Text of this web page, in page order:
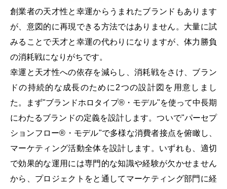
創業者の天才性と幸運からうまれたブランドもあります
が、意図的に再現できる方法ではありません。大量に試
みることで天才と幸運の代わりになりますが、体力勝負
の消耗戦になりがちです。
幸運と天才性への依存を減らし、消耗戦をさけ、ブラン
ドの持続的な成長のために2つの設計図を用意しまし
た。まず"ブランドホロタイプ®・モデル"を使って中長期
にわたるブランドの定義を設計します。ついで"パーセプ
ションフロー®・モデル"で多様な消費者接点を俯瞰し、
マーケティング活動全体を設計します。いずれも、適切
で効果的な運用には専門的な知識や経験が欠かせません
から、プロジェクトをと通してマーケティング部門に経